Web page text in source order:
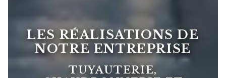
LES RÉALISATIONS DE
NOTRE ENTREPRISE
TUYAUTERIE,